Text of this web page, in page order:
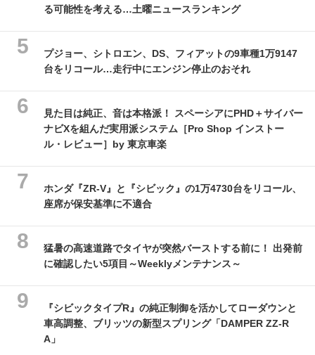
る可能性を考える…土曜ニュースランキング
プジョー、シトロエン、DS、フィアットの9車種1万9147
台をリコール…走行中にエンジン停止のおそれ
見た目は純正、音は本格派！ スペーシアにPHD＋サイバー
ナビXを組んだ実用派システム［Pro Shop インストー
ル・レビュー］by 東京車楽
ホンダ『ZR-V』と『シビック』の1万4730台をリコール、
座席が保安基準に不適合
猛暑の高速道路でタイヤが突然バーストする前に！ 出発前
に確認したい5項目～Weeklyメンテナンス～
『シビックタイプR』の純正制御を活かしてローダウンと
車高調整、ブリッツの新型スプリング「DAMPER ZZ-R
A」